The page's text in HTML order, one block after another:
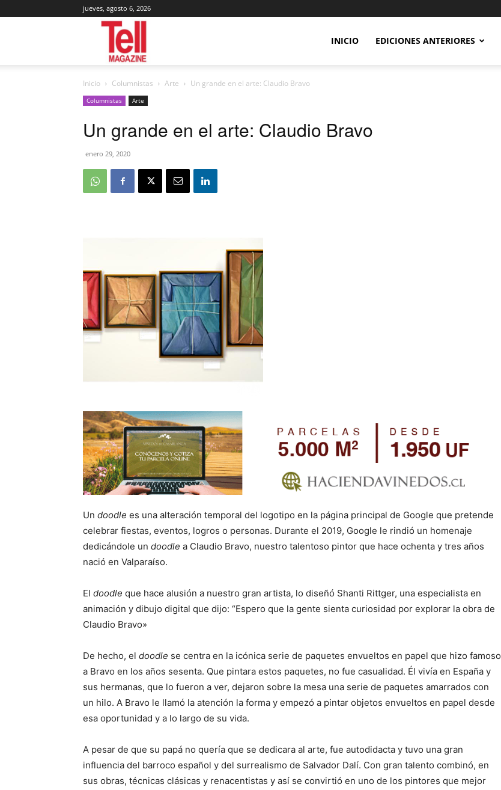
jueves, agosto 6, 2026
Magazine
INICIO EDICIONES ANTERIORES
Inicio Columnistas Arte Un grande en el arte: Claudio Bravo
Columnistas Arte
Un grande en el arte: Claudio Bravo
enero 29, 2020
Un doodle es una alteración temporal del logotipo en la página principal de Google que pretende
celebrar fiestas, eventos, logros o personas. Durante el 2019, Google le rindió un homenaje
dedicándole un doodle a Claudio Bravo, nuestro talentoso pintor que hace ochenta y tres años
nació en Valparaíso.
El doodle que hace alusión a nuestro gran artista, lo diseñó Shanti Rittger, una especialista en
animación y dibujo digital que dijo: “Espero que la gente sienta curiosidad por explorar la obra de
Claudio Bravo»
De hecho, el doodle se centra en la icónica serie de paquetes envueltos en papel que hizo famoso
a Bravo en los años sesenta. Que pintara estos paquetes, no fue casualidad. Él vivía en España y
sus hermanas, que lo fueron a ver, dejaron sobre la mesa una serie de paquetes amarrados con
un hilo. A Bravo le llamó la atención la forma y empezó a pintar objetos envueltos en papel desde
esa oportunidad y a lo largo de su vida.
A pesar de que su papá no quería que se dedicara al arte, fue autodidacta y tuvo una gran
influencia del barroco español y del surrealismo de Salvador Dalí. Con gran talento combinó, en
sus obras, técnicas clásicas y renacentistas y así se convirtió en uno de los pintores que mejor